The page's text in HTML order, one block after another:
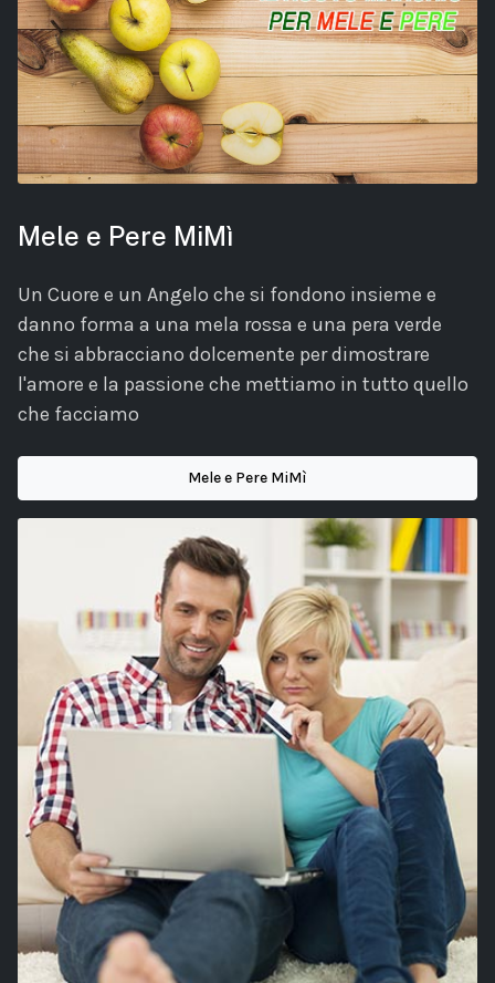
Mele e Pere MiMì
Un Cuore e un Angelo che si fondono insieme e
danno forma a una mela rossa e una pera verde
che si abbracciano dolcemente per dimostrare
l'amore e la passione che mettiamo in tutto quello
che facciamo
Mele e Pere MiMì